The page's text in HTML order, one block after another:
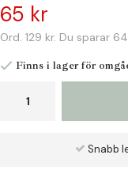
65 kr
Ord.129 kr. Du sparar
Finns i lager för
Snabb